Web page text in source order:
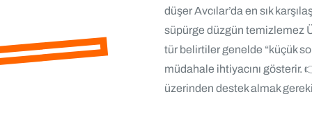
düşer Avcılar’da en sık
süpürge düzgün temizlemez
tür belirtiler genelde “küçük
müdahale ihtiyacını
üzerinden destek almak